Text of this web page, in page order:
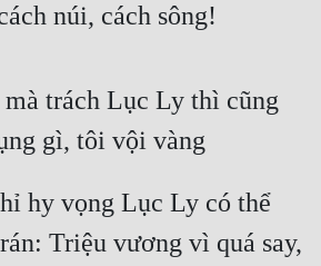
núi, cách sông!
trách Lục Ly thì cũng
gì, tôi vội vàng
hy vọng Lục Ly có thể
Triệu vương vì quá say,